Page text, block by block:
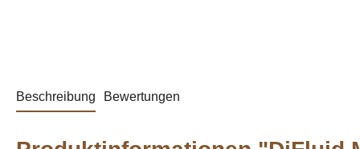
Beschreibung Bewertungen